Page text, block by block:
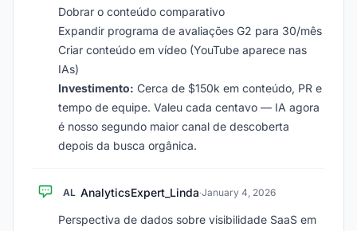
Dobrar o conteúdo comparativo
Expandir programa de avaliações G2 para 30/mês
Criar conteúdo em vídeo (YouTube aparece nas
IAs)
Investimento: Cerca de $150k em conteúdo, PR e
tempo de equipe. Valeu cada centavo — IA agora
é nosso segundo maior canal de descoberta
depois da busca orgânica.
AL AnalyticsExpert_Linda·January 4, 2026
Perspectiva de dados sobre visibilidade SaaS em